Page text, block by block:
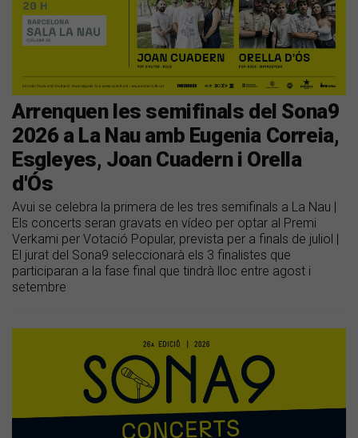
Arrenquen les semifinals del Sona9
2026 a La Nau amb Eugenia Correia,
Esgleyes, Joan Cuadern i Orella
d'Ós
Avui se celebra la primera de les tres semifinals a La Nau |
Els concerts seran gravats en vídeo per optar al Premi
Verkami per Votació Popular, prevista per a finals de juliol |
El jurat del Sona9 seleccionarà els 3 finalistes que
participaran a la fase final que tindrà lloc entre agost i
setembre